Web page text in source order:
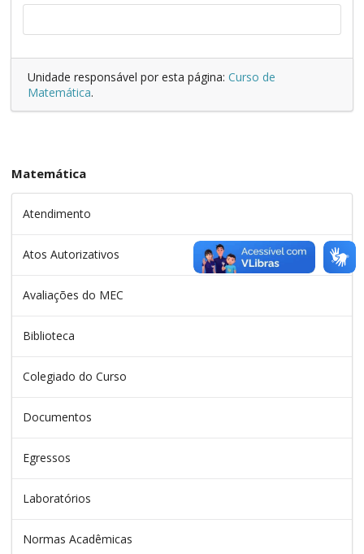
Unidade responsável por esta página: Curso de
Matemática.
Matemática
Atendimento
Atos Autorizativos
Avaliações do MEC
Biblioteca
Colegiado do Curso
Documentos
Egressos
Laboratórios
Normas Acadêmicas